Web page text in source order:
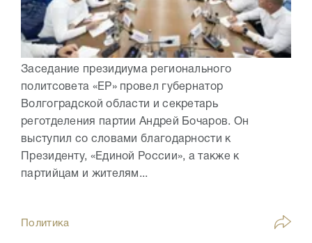
Заседание президиума регионального
политсовета «ЕР» провел губернатор
Волгоградской области и секретарь
реготделения партии Андрей Бочаров. Он
выступил со словами благодарности к
Президенту, «Единой России», а также к
партийцам и жителям...
Политика